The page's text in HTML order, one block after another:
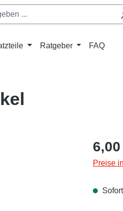
Ratgeber FAQ
Preise